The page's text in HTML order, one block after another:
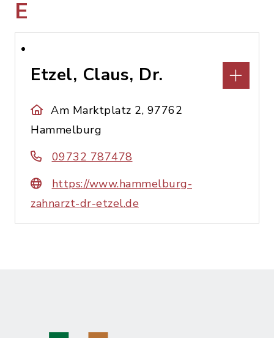
E
Etzel, Claus, Dr.
Am Marktplatz 2, 97762
Hammelburg
09732 787478
https://www.hammelburg-
zahnarzt-dr-etzel.de